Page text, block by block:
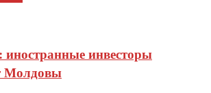
иностранные инвесторы
Молдовы